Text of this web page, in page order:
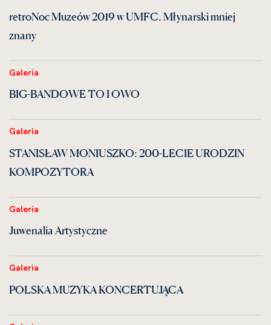
retroNoc Muzeów 2019 w UMFC. Młynarski mniej
znany
Galeria
BIG-BANDOWE TO I OWO
Galeria
STANISŁAW MONIUSZKO: 200-LECIE URODZIN
KOMPOZYTORA
Galeria
Juwenalia Artystyczne
Galeria
POLSKA MUZYKA KONCERTUJĄCA